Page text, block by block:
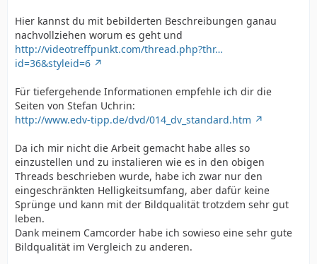
Hier kannst du mit bebilderten Beschreibungen ganau
nachvollziehen worum es geht und
http://videotreffpunkt.com/thread.php?thr…
id=36&styleid=6
Für tiefergehende Informationen empfehle ich dir die
Seiten von Stefan Uchrin:
http://www.edv-tipp.de/dvd/014_dv_standard.htm
Da ich mir nicht die Arbeit gemacht habe alles so
einzustellen und zu instalieren wie es in den obigen
Threads beschrieben wurde, habe ich zwar nur den
eingeschränkten Helligkeitsumfang, aber dafür keine
Sprünge und kann mit der Bildqualität trotzdem sehr gut
leben.
Dank meinem Camcorder habe ich sowieso eine sehr gute
Bildqualität im Vergleich zu anderen.